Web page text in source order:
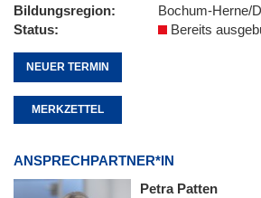
Bildungsregion
Bochum-Herne/
Status
Bereits
NEUER TERMIN
MERKZETTEL
ANSPRECHPARTNER*IN
Petra Patten